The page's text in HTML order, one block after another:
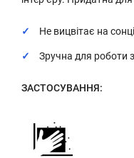
Не вицвітає на
Зручна для роботи
ЗАСТОСУВАННЯ: